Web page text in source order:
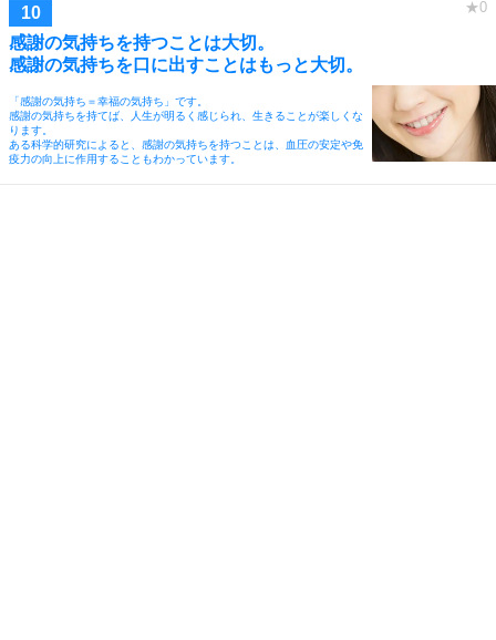
感謝の気持ちを持つことは大切。
感謝の気持ちを口に出すことはもっと大切。
「感謝の気持ち＝幸福の気持ち」です。
感謝の気持ちを持てば、人生が明るく感じられ、生きることが楽しくな
ります。
ある科学的研究によると、感謝の気持ちを持つことは、血圧の安定や免
疫力の向上に作用することもわかっています。